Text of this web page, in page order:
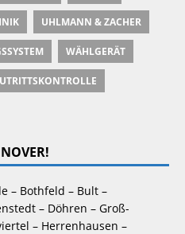
UHLMANN & ZACHER
WÄHLGERÄT
– Bothfeld – Bult –
– Döhren – Groß-
– Herrenhausen –